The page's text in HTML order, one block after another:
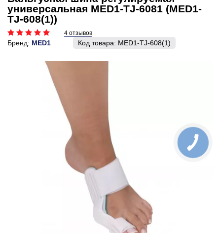
универсальная MED1-TJ-6081 (MED1-
TJ-608(1))
4 отзывов
Бренд: MED1 Код товара: MED1-TJ-608(1)